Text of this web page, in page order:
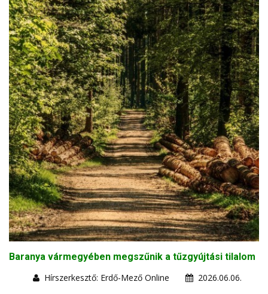
Baranya vármegyében megszűnik a tűzgyújtási tilalom
Hírszerkesztő: Erdő-Mező Online
2026.06.06.